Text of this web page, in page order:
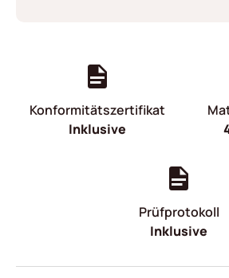
Konformitätszertifikat
Inklusive
Prüfprotokoll
Inklusive